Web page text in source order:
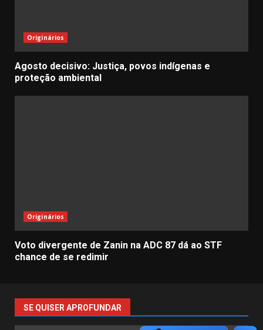
Originários
Agosto decisivo: Justiça, povos indígenas e
proteção ambiental
Originários
Voto divergente de Zanin na ADC 87 dá ao STF
chance de se redimir
SE QUISER APROFUNDAR